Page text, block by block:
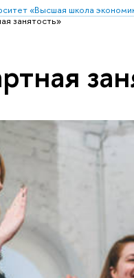
«Высшая школа
занятость»